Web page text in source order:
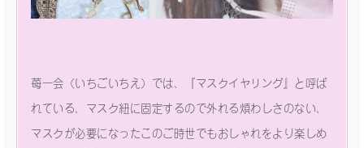
苺一会（いちごいちえ）では、『マスクイヤリング』と呼ば
れている、マスク紐に固定するので外れる煩わしさのない、
マスクが必要になったこのご時世でもおしゃれをより楽しめ